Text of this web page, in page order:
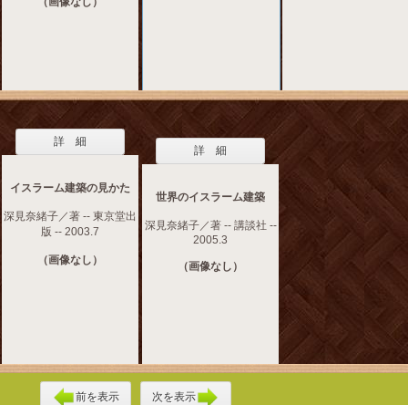
詳 細
イスラーム建築の見かた
深見奈緒子／著 -- 東京堂出
版 -- 2003.7
（画像なし）
詳 細
世界のイスラーム建築
深見奈緒子／著 -- 講談社 --
2005.3
（画像なし）
前を表示 次を表示